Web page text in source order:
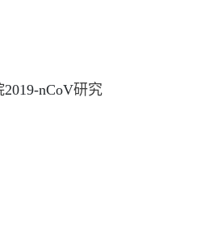
2019-nCoV研究